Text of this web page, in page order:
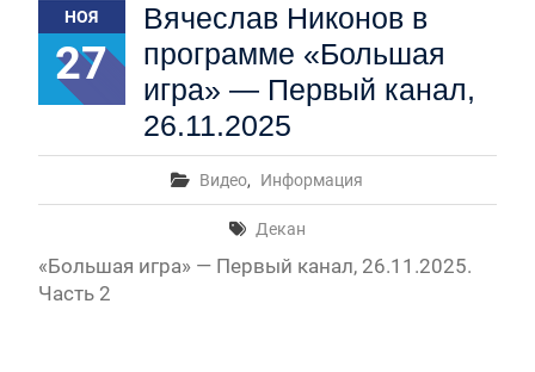
НОЯ
27
Вячеслав Никонов в
программе «Большая
игра» — Первый канал,
26.11.2025
Видео, Информация
Декан
«Большая игра» — Первый канал, 26.11.2025.
Часть 2